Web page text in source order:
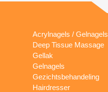
Acrylnagels / Gelnagels
Deep Tissue Massage
Gellak
Gelnagels
Gezichtsbehandeling
Hairdresser